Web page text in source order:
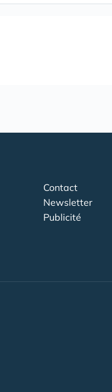
Contact
Newsletter
Publicité